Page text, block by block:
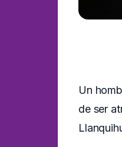
Un
de ser